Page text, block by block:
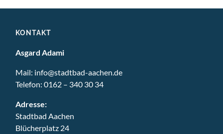
KONTAKT
Asgard Adami
Mail: info@stadtbad-aachen.de
Telefon:0162 – 340 30 34
Adresse:
Stadtbad Aachen
Blücherplatz 24